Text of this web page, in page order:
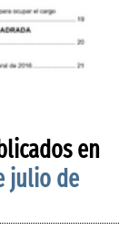
en
julio de